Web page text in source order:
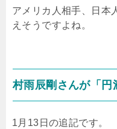
アメリカ人相手、日本
えそうですよね。
村雨辰剛さんが「円
1月13日の追記です。